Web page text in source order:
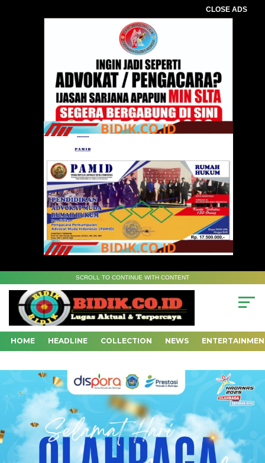
CLOSE ADS
SCROLL TO CONTINUE WITH CONTENT
HOME HEADLINE COLLECTION NEWS